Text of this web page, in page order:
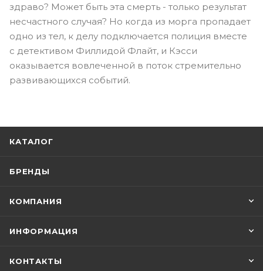
здраво? Может быть эта смерть - только результат
несчастного случая? Но когда из морга пропадает
одно из тел, к делу подключается полиция вместе
с детективом Филлидой Флайт, и Кэсси
оказывается вовлеченной в поток стремительно
развивающихся событий.
КАТАЛОГ
БРЕНДЫ
КОМПАНИЯ
ИНФОРМАЦИЯ
КОНТАКТЫ